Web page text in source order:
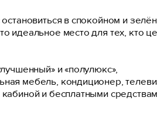
в спокойном и
идеальное место для тех, кто
и «полулюкс»,
мебель, кондиционер,
и бесплатными